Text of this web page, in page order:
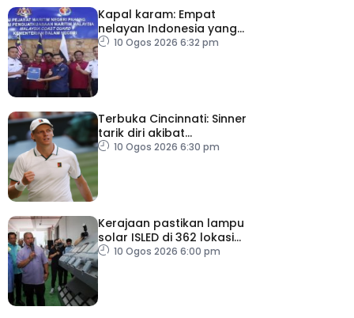
Kapal karam: Empat
nelayan Indonesia yang
terselamat diserah
10 Ogos 2026 6:32 pm
Terbuka Cincinnati: Sinner
tarik diri akibat
kecederaan lutut
10 Ogos 2026 6:30 pm
Kerajaan pastikan lampu
solar ISLED di 362 lokasi
berkualiti, selamat
10 Ogos 2026 6:00 pm